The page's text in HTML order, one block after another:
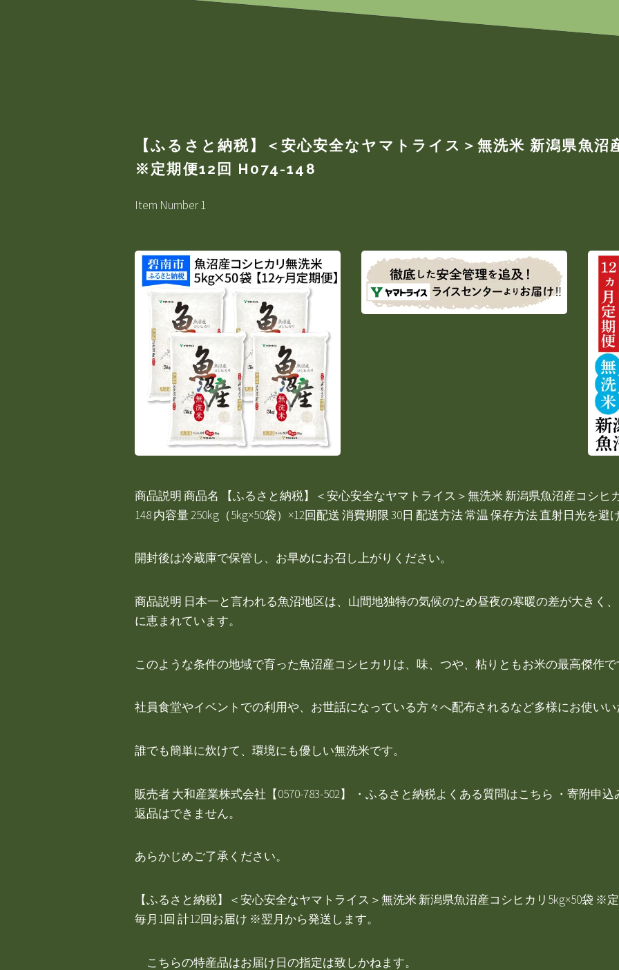
【ふるさと納税】＜安心安全なヤマトライス＞無洗米 新潟県魚
※定期便12回 H074-148
Item Number 1
商品説明 商品名 【ふるさと納税】＜安心安全なヤマトライス＞無洗米 新潟県魚沼産コシヒ
148 内容量 250kg（5kg×50袋）×12回配送 消費期限 30日 配送方法 常温 保存方法 直射日光を
開封後は冷蔵庫で保管し、お早めにお召し上がりください。
商品説明 日本一と言われる魚沼地区は、山間地独特の気候のため昼夜の寒暖の差が大きく
に恵まれています。
このような条件の地域で育った魚沼産コシヒカリは、味、つや、粘りともお米の最高傑作
社員食堂やイベントでの利用や、お世話になっている方々へ配布されるなど多様にお使い
誰でも簡単に炊けて、環境にも優しい無洗米です。
販売者 大和産業株式会社【0570-783-502】 ・ふるさと納税よくある質問はこちら ・寄附申
返品はできません。
あらかじめご了承ください。
【ふるさと納税】＜安心安全なヤマトライス＞無洗米 新潟県魚沼産コシヒカリ5kg×50袋 ※
毎月1回 計12回お届け ※翌月から発送します。
こちらの特産品はお届け日の指定は致しかねます。